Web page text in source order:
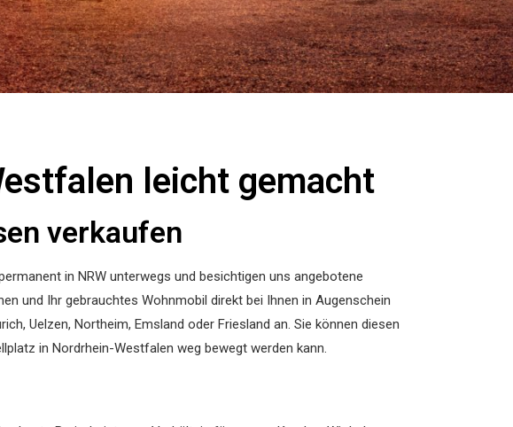
leicht gemacht
verkaufen​
in NRW unterwegs und besichtigen uns angebotene
und Ihr gebrauchtes Wohnmobil direkt bei Ihnen in Augenschein
Uelzen, Northeim, Emsland oder Friesland an. Sie können diesen
in Nordrhein-Westfalen weg bewegt werden kann.